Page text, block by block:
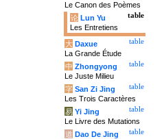
Le Canon des Poèmes
table
论 Lun Yu
Les Entretiens
table
大 Daxue
La Grande Étude
table
中 Zhongyong
Le Juste Milieu
table
字 San Zi Jing
Les Trois Caractères
table
易 Yi Jing
Le Livre des Mutations
table
道 Dao De Jing